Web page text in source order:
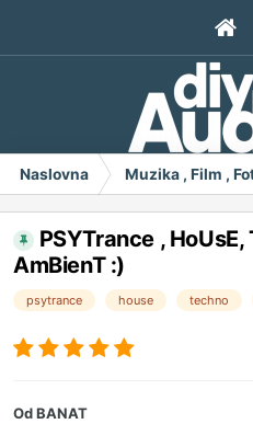
Naslovna Muzika , Film ,
PSYTrance , HoUsE,
AmBienT :)
psytrance house techno
OdBANAT